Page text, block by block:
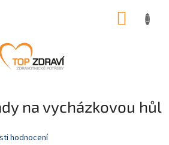
na vycházkovou hůl
hodnocení